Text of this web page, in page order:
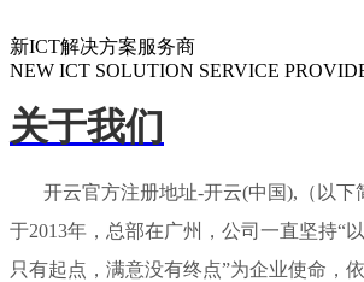
新ICT解决方案服务商
NEW ICT SOLUTION SERVICE
关于我们
开云官方注册地址-开云(中国),（以下
于2013年，总部在广州，公司一直坚持“
只有起点，满意没有终点”为企业使命，